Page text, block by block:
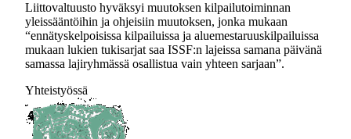
Liittovaltuusto hyväksyi muutoksen kilpailutoiminnan
yleissääntöihin ja ohjeisiin muutoksen, jonka mukaan
“ennätyskelpoisissa kilpailuissa ja aluemestaruuskilpailuissa
mukaan lukien tukisarjat saa ISSF:n lajeissa samana päivänä
samassa lajiryhmässä osallistua vain yhteen sarjaan”.
Yhteistyössä